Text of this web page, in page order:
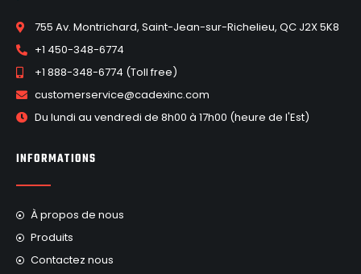
755 Av. Montrichard, Saint-Jean-sur-Richelieu, QC J2X 5K8
+1 450-348-6774
+1 888-348-6774 (Toll free)
customerservice@cadexinc.com
Du lundi au vendredi de 8h00 à 17h00 (heure de l'Est)
INFORMATIONS
À propos de nous
Produits
Contactez nous